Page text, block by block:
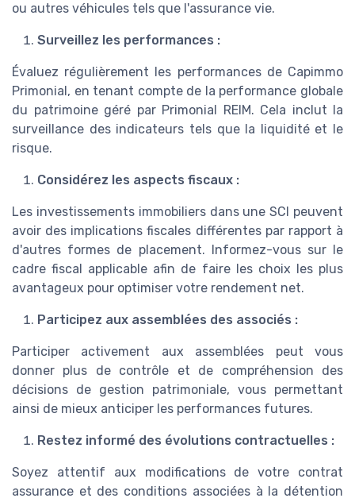
ou autres véhicules tels que l'assurance vie.
Surveillez les performances :
Évaluez régulièrement les performances de Capimmo
Primonial, en tenant compte de la performance globale
du patrimoine géré par Primonial REIM. Cela inclut la
surveillance des indicateurs tels que la liquidité et le
risque.
Considérez les aspects fiscaux :
Les investissements immobiliers dans une SCI peuvent
avoir des implications fiscales différentes par rapport à
d'autres formes de placement. Informez-vous sur le
cadre fiscal applicable afin de faire les choix les plus
avantageux pour optimiser votre rendement net.
Participez aux assemblées des associés :
Participer activement aux assemblées peut vous
donner plus de contrôle et de compréhension des
décisions de gestion patrimoniale, vous permettant
ainsi de mieux anticiper les performances futures.
Restez informé des évolutions contractuelles :
Soyez attentif aux modifications de votre contrat
assurance et des conditions associées à la détention